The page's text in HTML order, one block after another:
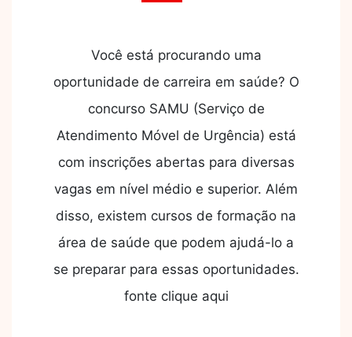
Você está procurando uma
oportunidade de carreira em saúde? O
concurso SAMU (Serviço de
Atendimento Móvel de Urgência) está
com inscrições abertas para diversas
vagas em nível médio e superior. Além
disso, existem cursos de formação na
área de saúde que podem ajudá-lo a
se preparar para essas oportunidades.
fonte clique aqui